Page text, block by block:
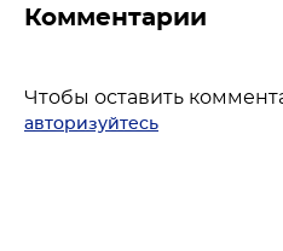
Комментарии
Чтобы оставить
авторизуйтесь